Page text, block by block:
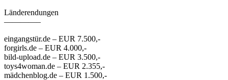
Länderendungen
————–
eingangstür.de – EUR 7.500,-
forgirls.de – EUR 4.000,-
bild-upload.de – EUR 3.500,-
toys4woman.de – EUR 2.355,-
mädchenblog.de – EUR 1.500,-